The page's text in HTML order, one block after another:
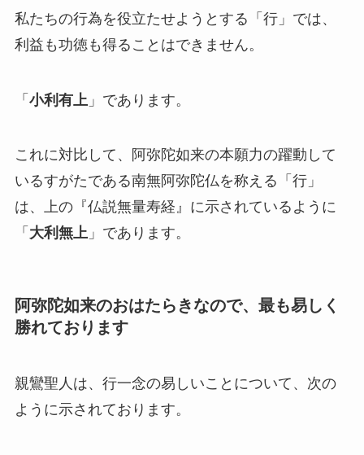
私たちの行為を役立たせようとする「行」では、
利益も功徳も得ることはできません。
「 小利 有上 」であります。
これに対比して、阿弥陀如来の本願力の躍動して
いるすがたである南無阿弥陀仏を称える「行」
は、上の『仏説無量寿経』に示されているように
「 大利無上」であります。
阿弥陀如来のおはたらきなので、最も易しく
勝れております
親鸞聖人は、行一念の易しいことについて、次の
ように示されております。